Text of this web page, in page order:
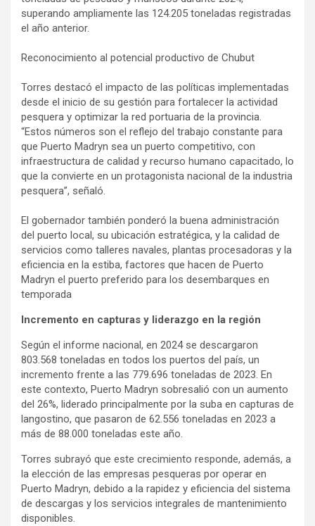
superando ampliamente las 124.205 toneladas registradas
el año anterior.
Reconocimiento al potencial productivo de Chubut
Torres destacó el impacto de las políticas implementadas
desde el inicio de su gestión para fortalecer la actividad
pesquera y optimizar la red portuaria de la provincia.
“Estos números son el reflejo del trabajo constante para
que Puerto Madryn sea un puerto competitivo, con
infraestructura de calidad y recurso humano capacitado, lo
que la convierte en un protagonista nacional de la industria
pesquera”, señaló.
El gobernador también ponderó la buena administración
del puerto local, su ubicación estratégica, y la calidad de
servicios como talleres navales, plantas procesadoras y la
eficiencia en la estiba, factores que hacen de Puerto
Madryn el puerto preferido para los desembarques en
temporada
Incremento en capturas y liderazgo en la región
Según el informe nacional, en 2024 se descargaron
803.568 toneladas en todos los puertos del país, un
incremento frente a las 779.696 toneladas de 2023. En
este contexto, Puerto Madryn sobresalió con un aumento
del 26%, liderado principalmente por la suba en capturas de
langostino, que pasaron de 62.556 toneladas en 2023 a
más de 88.000 toneladas este año.
Torres subrayó que este crecimiento responde, además, a
la elección de las empresas pesqueras por operar en
Puerto Madryn, debido a la rapidez y eficiencia del sistema
de descargas y los servicios integrales de mantenimiento
disponibles.